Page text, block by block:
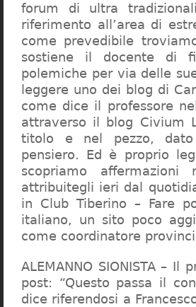
forum di ultra
riferimento all’area di
come prevedibile
sostiene il docente di
polemiche per via delle
leggere uno dei blog di
come dice il professore
attraverso il blog Civium
titolo e nel pezzo,
pensiero. Ed è proprio
scopriamo
attribuitegli ieri dal
in Club Tiberino – Fare
italiano, un sito poco
come coordinatore
ALEMANNO SIONISTA –
post: “Questo passa il
dice riferendosi a